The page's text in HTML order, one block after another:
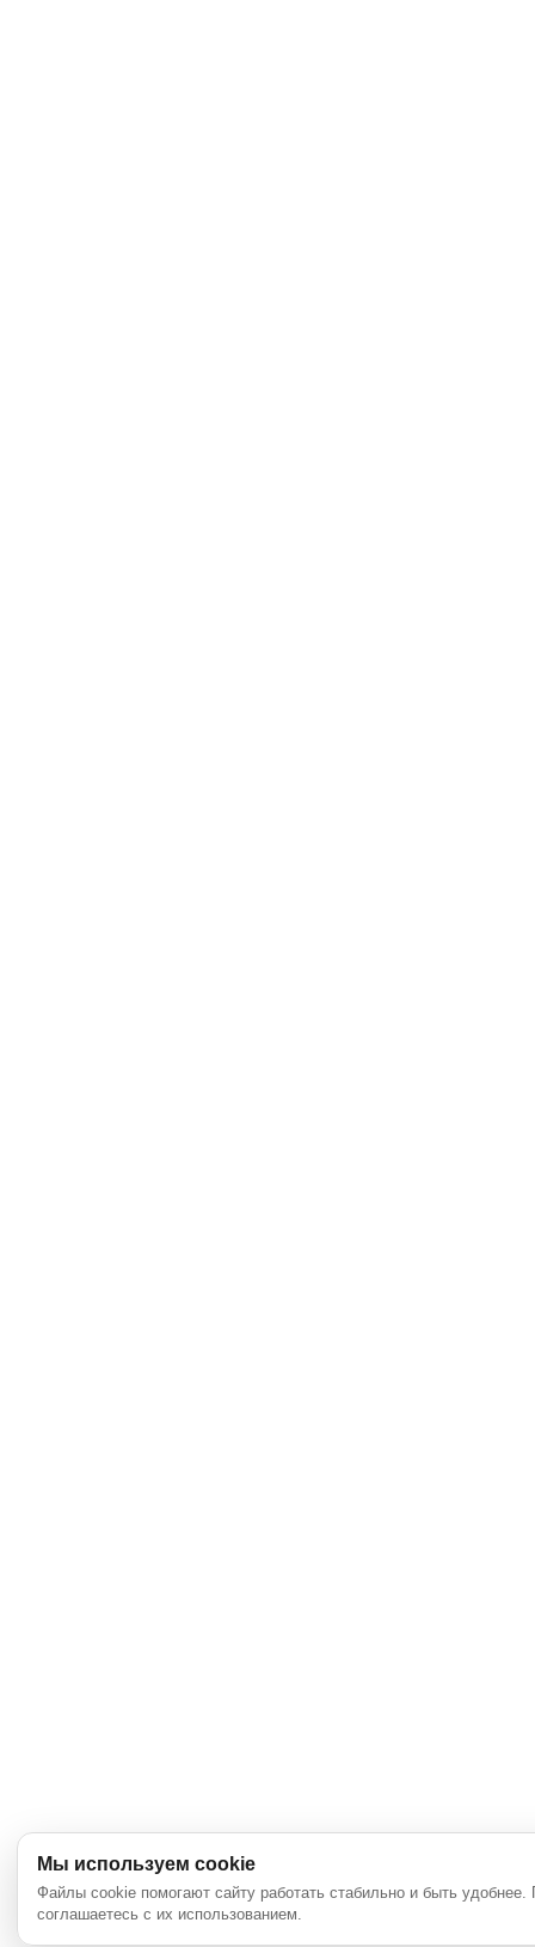
Мы используем cookie
Файлы cookie помогают сайту работать стабильно и быть
соглашаетесь с их использованием.